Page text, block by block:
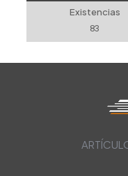
Existencias
83